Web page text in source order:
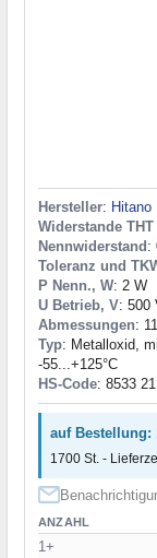
Hersteller: Hitano
Widerstande THT
Nennwiderstand :
Toleranz und
P Nenn., W: 2 W
U Betrieb, V: 500
Abmessungen:
Typ: Metalloxid,
-55...+125°C
HS-Code: 8533
auf Bestellung:
1700 St. -
ANZAHL
1+